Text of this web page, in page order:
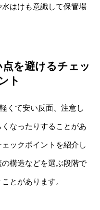
はけも意識して保管場
を避けるチェッ
ト
くて安い反面、注意し
なったりすることがあ
ックポイントを紹介し
構造などを選ぶ段階で
とがあります。